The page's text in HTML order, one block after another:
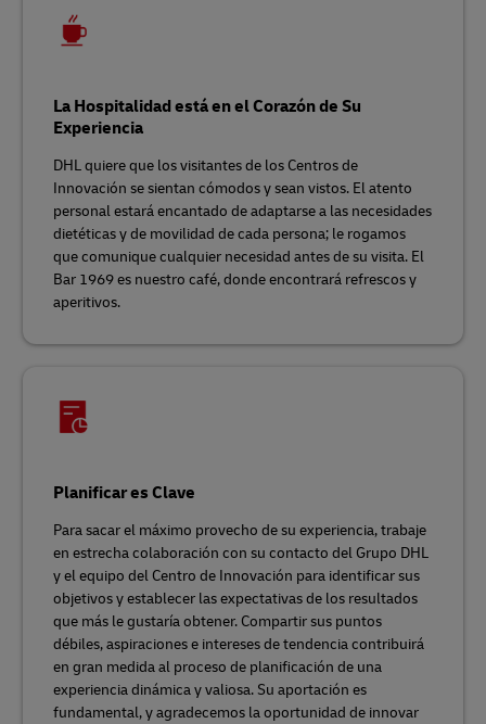
La Hospitalidad está en el Corazón de Su
Experiencia
DHL quiere que los visitantes de los Centros de
Innovación se sientan cómodos y sean vistos. El atento
personal estará encantado de adaptarse a las necesidades
dietéticas y de movilidad de cada persona; le rogamos
que comunique cualquier necesidad antes de su visita. El
Bar 1969 es nuestro café, donde encontrará refrescos y
aperitivos.
Planificar es Clave
Para sacar el máximo provecho de su experiencia, trabaje
en estrecha colaboración con su contacto del Grupo DHL
y el equipo del Centro de Innovación para identificar sus
objetivos y establecer las expectativas de los resultados
que más le gustaría obtener. Compartir sus puntos
débiles, aspiraciones e intereses de tendencia contribuirá
en gran medida al proceso de planificación de una
experiencia dinámica y valiosa. Su aportación es
fundamental, y agradecemos la oportunidad de innovar